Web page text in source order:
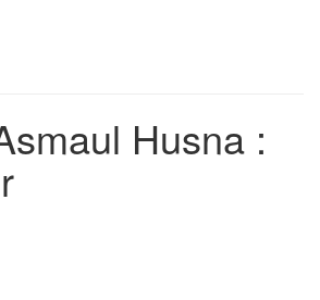
Husna :